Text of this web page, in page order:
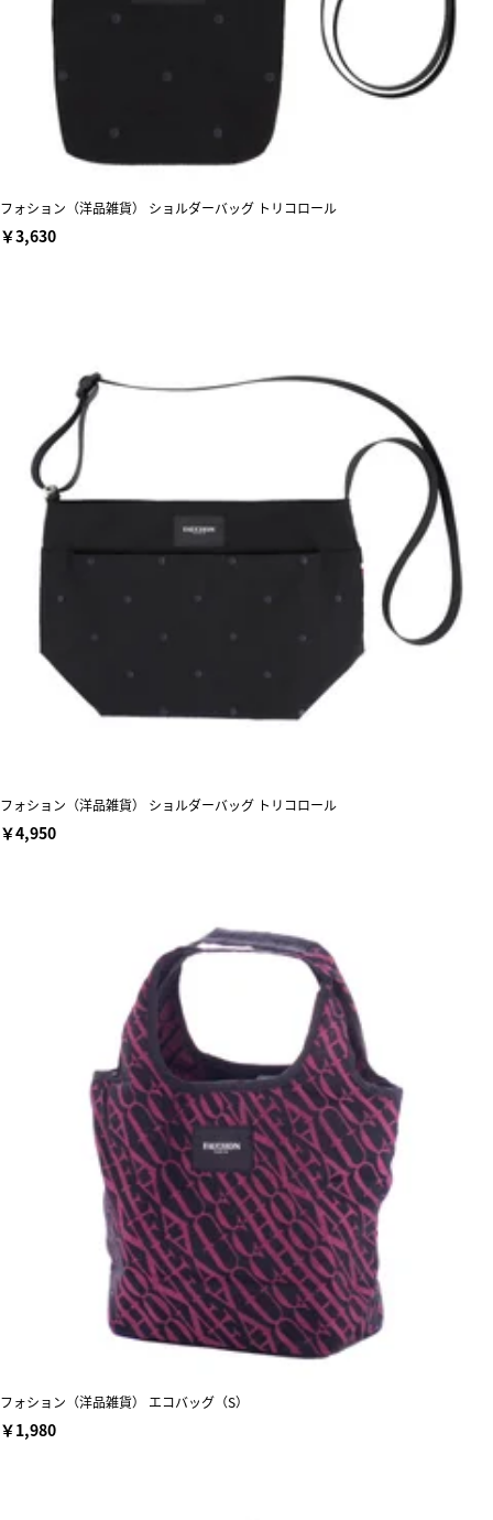
フォション（洋品雑貨） ショルダーバッグ トリコロール
￥3,630
フォション（洋品雑貨） ショルダーバッグ トリコロール
￥4,950
フォション（洋品雑貨） エコバッグ（S）
￥1,980